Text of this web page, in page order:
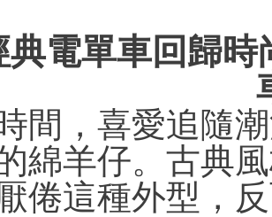
典電單車回歸
間，喜愛追隨
綿羊仔。古典
倦這種外型，